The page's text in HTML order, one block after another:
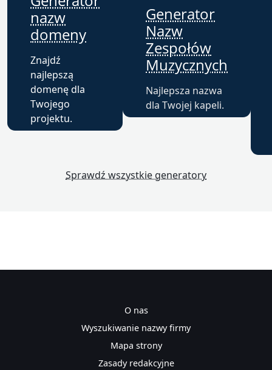
nazw
domeny
Znajdź
najlepszą
domenę dla
Twojego
projektu.
Generator
Nazw
Zespołów
Muzycznych
Najlepsza nazwa
dla Twojej kapeli.
Sprawdź wszystkie generatory
O nas
Wyszukiwanie nazwy firmy
Mapa strony
Zasady redakcyjne